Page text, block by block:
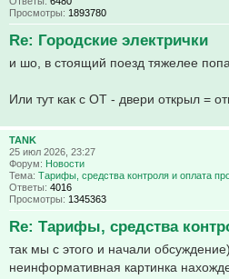
Просмотры: 1893780
Re: Городские электрички
и шо, в стоящий поезд тяжелее
Или тут как с ОТ - двери открыл =
TANK
25 июл 2026, 23:27
Форум: Новости
Тема: Тарифы, средства контроля и оплата
Ответы: 4016
Просмотры: 1345363
Re: Тарифы, средства
так мы с этого и начали
неинформативная картинка